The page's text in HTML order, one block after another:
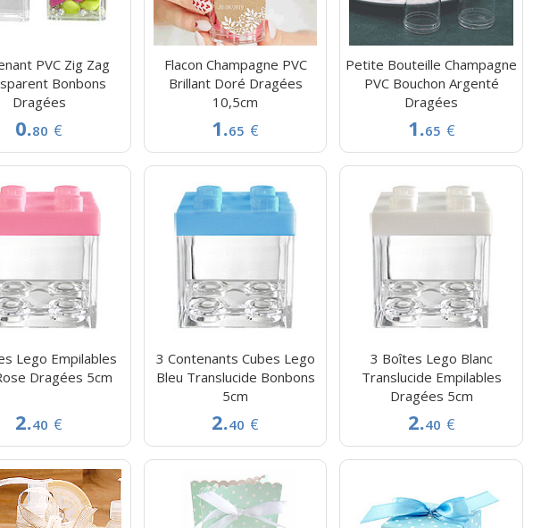
PVC Zig Zag
Bonbons
Dragées
0.80 €
Flacon Champagne PVC
Brillant Doré Dragées
10,5cm
1.65 €
Petite Bouteille Champagne
PVC Bouchon Argenté
Dragées
1.65 €
Lego Empilables
Dragées 5cm
2.40 €
3 Contenants Cubes Lego
Bleu Translucide Bonbons
5cm
2.40 €
3 Boîtes Lego Blanc
Translucide Empilables
Dragées 5cm
2.40 €